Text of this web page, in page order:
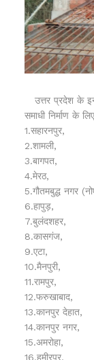
उत्तर प्रदेश के
समाधी निर्माण के
1.सहारनपुर,
2.शामली,
3.बागपत,
4.मेरठ,
5.गौतमबुद्ध नगर
6.हापुड़,
7.बुलंदशहर,
8.कासगंज,
9.एटा,
10.मैनपुरी,
11.रामपुर,
12.फरुखाबाद,
13.कानपुर देहात,
14.कानपुर नगर,
15.अमरोहा,
16.हमीरपुर,